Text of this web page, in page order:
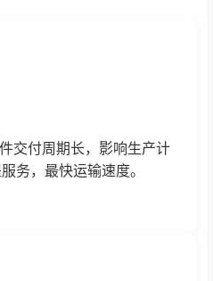
交付周期长，影响生产计
务，最快运输速度。